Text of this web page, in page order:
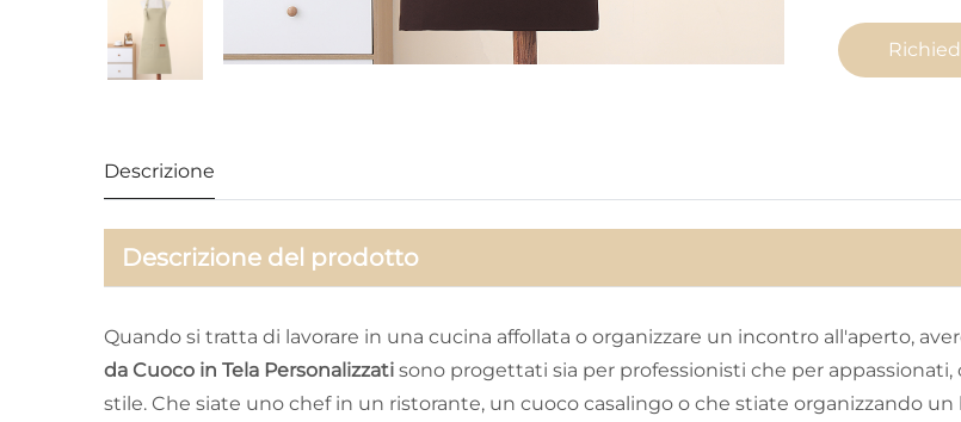
Descrizione
Descrizione del prodotto
Quando si tratta di lavorare in una cucina affollata o organizzare un incontro all'aperto,
da Cuoco in Tela Personalizzati sono progettati sia per professionisti che per
stile. Che siate uno chef in un ristorante, un cuoco casalingo o che stiate organizzando